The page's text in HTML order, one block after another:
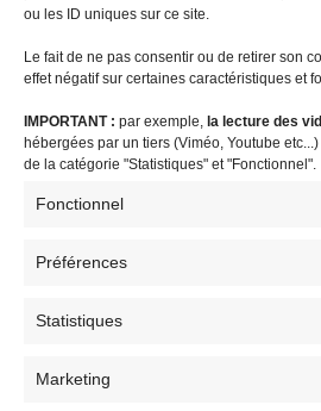
ou les ID uniques sur ce site.
Le fait de ne pas consentir ou de retirer son
effet négatif sur certaines caractéristiques et
IMPORTANT : par exemple, la lecture des
hébergées par un tiers (Viméo, Youtube
de la catégorie "Statistiques" et "Fonctionnel".
Fonctionnel
Préférences
Statistiques
Marketing
#coronavirus agriculture
audiovisuel
biodiversité
Brexit budget outre-mer
charges sociales
EROM : égalité réelle outre-mer
LODEOM
logement
revue de presse